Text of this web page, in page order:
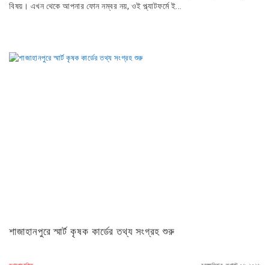
বিষয়। এখন থেকে আপনার ফোন নম্বর নয়, ওই প্ল্যাটফর্মে ই...
শাজাহানপুরে স্মার্ট কৃষক কার্ডের তথ্য সংগ্রহ শুরু